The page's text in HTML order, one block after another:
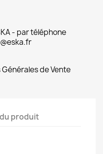
- par téléphone
de Vente
produit